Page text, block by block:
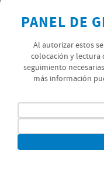
POLÍTICA DE PRIVACIDAD
ÚNETE AL EQUIPO SOPREMA
PANEL DE
Al autorizar estos
colocación y lectura
seguimiento
más información